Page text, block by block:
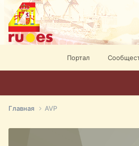
Портал
Главная AVP